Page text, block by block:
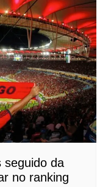
seguido da
no ranking